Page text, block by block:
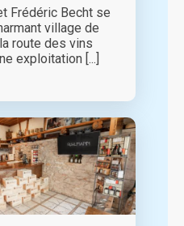
Frédéric Becht se
village de
route des vins
exploitation [...]